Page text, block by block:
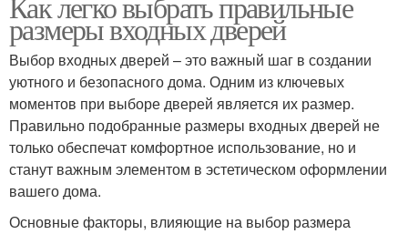
размеры входных дверей
Выбор входных дверей – это важный шаг в создании
уютного и безопасного дома. Одним из ключевых
моментов при выборе дверей является их размер.
Правильно подобранные размеры входных дверей не
только обеспечат комфортное использование, но и
станут важным элементом в эстетическом оформлении
вашего дома.
Основные факторы, влияющие на выбор размера